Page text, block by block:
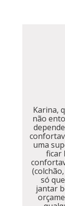
Karina,
não
uma
ficar
só
jantar